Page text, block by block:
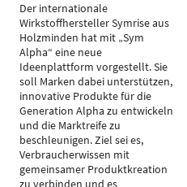
Der internationale
Wirkstoffhersteller Symrise aus
Holzminden hat mit „Sym
Alpha“ eine neue
Ideenplattform vorgestellt. Sie
soll Marken dabei unterstützen,
innovative Produkte für die
Generation Alpha zu entwickeln
und die Marktreife zu
beschleunigen. Ziel sei es,
Verbraucherwissen mit
gemeinsamer Produktkreation
zu verbinden und es